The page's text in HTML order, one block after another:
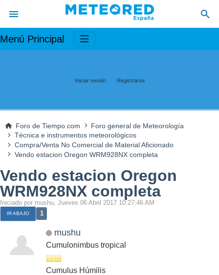
Menú Principal
Iniciar sesión Registrarse
Foro de Tiempo.com
Foro general de Meteorología
Técnica e instrumentos meteorológicos
Compra/Venta No Comercial de Material Aficionado
Vendo estacion Oregon WRM928NX completa
Vendo estacion Oregon
WRM928NX completa
Iniciado por mushu, Jueves 06 Abril 2017 10:27:46 AM
IR ABAJO 1
mushu
Cumulonimbus tropical
Cumulus Húmilis